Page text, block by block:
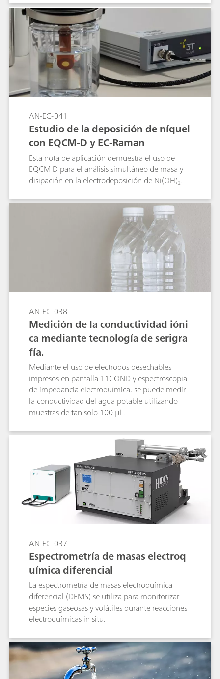
morfología del recubrimiento, y se ha
demostrado que el PEG retrasa la deposición y
promueve superficies más lisas. Esta nota de
aplicación demuestra que la técnica EQCM-D,
integrada con métodos electroquímicos,
proporciona información detallada sobre la
deposición de Zn y los efectos de los aditivos, lo
que permite optimizar el proceso para mejorar
el rendimiento del recubrimiento.
AN-EC-041
Estudio de la deposición de níquel
con EQCM-D y EC-Raman
Esta nota de aplicación demuestra el uso de
EQCM D para el análisis simultáneo de masa y
disipación en la electrodeposición de Ni(OH)₂.
AN-EC-038
Medición de la conductividad ióni
ca mediante tecnología de serigra
fía.
Mediante el uso de electrodos desechables
impresos en pantalla 11COND y espectroscopia
de impedancia electroquímica, se puede medir
la conductividad del agua potable utilizando
muestras de tan solo 100 µL.
AN-EC-037
Espectrometría de masas electroq
uímica diferencial
La espectrometría de masas electroquímica
diferencial (DEMS) se utiliza para monitorizar
especies gaseosas y volátiles durante reacciones
electroquímicas in situ.